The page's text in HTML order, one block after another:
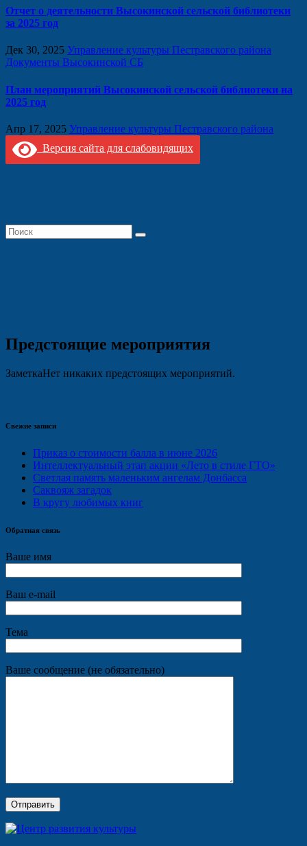
Отчет о деятельности Высокинской сельской библиотеки
за 2025 год
Дек 30, 2025 Управление культуры Пестравского района
Документы Высокинской СБ
План мероприятий Высокинской сельской библиотеки на
2025 год
Апр 17, 2025 Управление культуры Пестравского района
Версия сайта для слабовидящих
Предстоящие мероприятия
ЗаметкаНет никаких предстоящих мероприятий.
Свежие записи
Приказ о стоимости балла в июне 2026
Интеллектуальный этап акции «Лето в стиле ГТО»
Светлая память маленьким ангелам Донбасса
Саквояж загадок
В кругу любимых книг
Обратная связь
Ваше имя
Ваш e-mail
Тема
Ваше сообщение (не обязательно)